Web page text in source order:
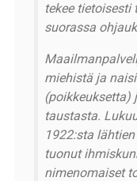
tekee tietoisesti
suorassa
miehistä ja
(poikkeuksetta)
taustasta.
1922:sta
tuonut
nimenomaiset